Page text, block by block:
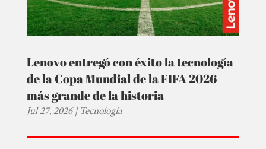
Lenovo entregó con éxito la tecnología
de la Copa Mundial de la FIFA 2026
más grande de la historia
Jul 27, 2026|Tecnología